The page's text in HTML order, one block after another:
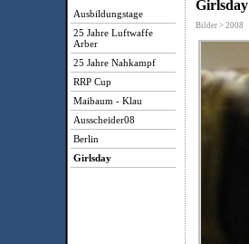
Girlsday
Bilder > 2008
Ausbildungstage
25 Jahre Luftwaffe
Arber
25 Jahre Nahkampf
RRP Cup
Maibaum - Klau
Ausscheider08
Berlin
Girlsday